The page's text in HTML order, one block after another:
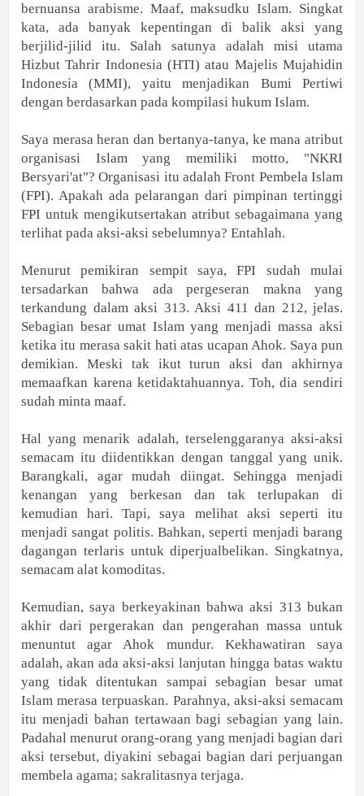
bernuansa arabisme. Maaf, maksudku Islam. Singkat
kata, ada banyak kepentingan di balik aksi yang
berjilid-jilid itu. Salah satunya adalah misi utama
Hizbut Tahrir Indonesia (HTI) atau Majelis Mujahidin
Indonesia (MMI), yaitu menjadikan Bumi Pertiwi
dengan berdasarkan pada kompilasi hukum Islam.
Saya merasa heran dan bertanya-tanya, ke mana atribut
organisasi Islam yang memiliki motto, "NKRI
Bersyari'at"? Organisasi itu adalah Front Pembela Islam
(FPI). Apakah ada pelarangan dari pimpinan tertinggi
FPI untuk mengikutsertakan atribut sebagaimana yang
terlihat pada aksi-aksi sebelumnya? Entahlah.
Menurut pemikiran sempit saya, FPI sudah mulai
tersadarkan bahwa ada pergeseran makna yang
terkandung dalam aksi 313. Aksi 411 dan 212, jelas.
Sebagian besar umat Islam yang menjadi massa aksi
ketika itu merasa sakit hati atas ucapan Ahok. Saya pun
demikian. Meski tak ikut turun aksi dan akhirnya
memaafkan karena ketidaktahuannya. Toh, dia sendiri
sudah minta maaf.
Hal yang menarik adalah, terselenggaranya aksi-aksi
semacam itu diidentikkan dengan tanggal yang unik.
Barangkali, agar mudah diingat. Sehingga menjadi
kenangan yang berkesan dan tak terlupakan di
kemudian hari. Tapi, saya melihat aksi seperti itu
menjadi sangat politis. Bahkan, seperti menjadi barang
dagangan terlaris untuk diperjualbelikan. Singkatnya,
semacam alat komoditas.
Kemudian, saya berkeyakinan bahwa aksi 313 bukan
akhir dari pergerakan dan pengerahan massa untuk
menuntut agar Ahok mundur. Kekhawatiran saya
adalah, akan ada aksi-aksi lanjutan hingga batas waktu
yang tidak ditentukan sampai sebagian besar umat
Islam merasa terpuaskan. Parahnya, aksi-aksi semacam
itu menjadi bahan tertawaan bagi sebagian yang lain.
Padahal menurut orang-orang yang menjadi bagian dari
aksi tersebut, diyakini sebagai bagian dari perjuangan
membela agama; sakralitasnya terjaga.